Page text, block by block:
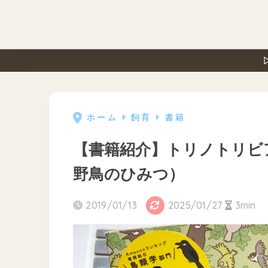
ホーム 飼育 書籍
【書籍紹介】トリノトリ
野鳥のひみつ）
2019/01/13 2025/01/27 3min